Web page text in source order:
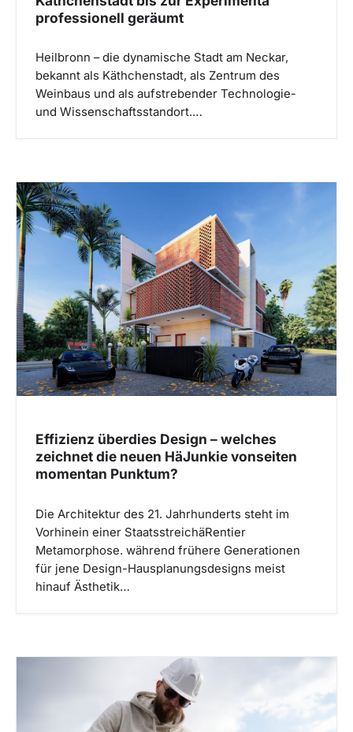
professionell geräumt
Heilbronn – die dynamische Stadt am Neckar,
bekannt als Käthchenstadt, als Zentrum des
Weinbaus und als aufstrebender Technologie-
und Wissenschaftsstandort.…
Effizienz überdies Design – welches
zeichnet die neuen HäJunkie vonseiten
momentan Punktum?
Die Architektur des 21. Jahrhunderts steht im
Vorhinein einer StaatsstreichäRentier
Metamorphose. während frühere Generationen
für jene Design-Hausplanungsdesigns meist
hinauf Ästhetik…